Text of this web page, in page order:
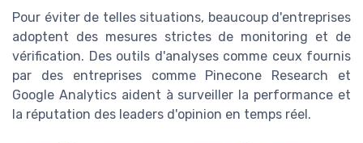
Pour éviter de telles situations, beaucoup d'entreprises
adoptent des mesures strictes de monitoring et de
vérification. Des outils d'analyses comme ceux fournis
par des entreprises comme Pinecone Research et
Google Analytics aident à surveiller la performance et
la réputation des leaders d'opinion en temps réel.